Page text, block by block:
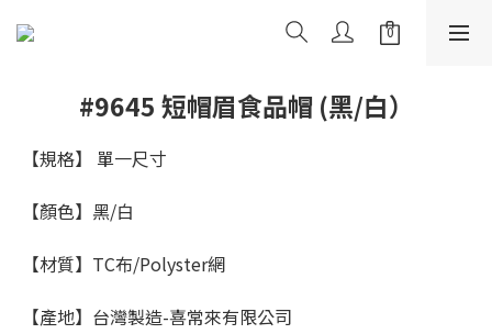
#9645 短帽眉食品帽 (黑/白）
【規格】 單一尺寸
【顏色】黑/白
【材質】TC布/Polyster網
【產地】台灣製造-喜常來有限公司